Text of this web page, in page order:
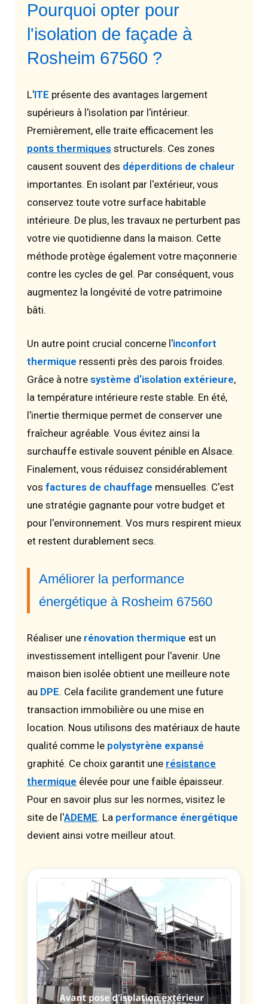
Pourquoi opter pour
l'isolation de façade à
Rosheim 67560 ?
L'ITE présente des avantages largement
supérieurs à l'isolation par l'intérieur.
Premièrement, elle traite efficacement les
ponts thermiques structurels. Ces zones
causent souvent des déperditions de chaleur
importantes. En isolant par l'extérieur, vous
conservez toute votre surface habitable
intérieure. De plus, les travaux ne perturbent pas
votre vie quotidienne dans la maison. Cette
méthode protège également votre maçonnerie
contre les cycles de gel. Par conséquent, vous
augmentez la longévité de votre patrimoine
bâti.
Un autre point crucial concerne l'inconfort
thermique ressenti près des parois froides.
Grâce à notre système d'isolation extérieure,
la température intérieure reste stable. En été,
l'inertie thermique permet de conserver une
fraîcheur agréable. Vous évitez ainsi la
surchauffe estivale souvent pénible en Alsace.
Finalement, vous réduisez considérablement
vos factures de chauffage mensuelles. C'est
une stratégie gagnante pour votre budget et
pour l'environnement. Vos murs respirent mieux
et restent durablement secs.
Améliorer la performance
énergétique à Rosheim 67560
Réaliser une rénovation thermique est un
investissement intelligent pour l'avenir. Une
maison bien isolée obtient une meilleure note
au DPE. Cela facilite grandement une future
transaction immobilière ou une mise en
location. Nous utilisons des matériaux de haute
qualité comme le polystyrène expansé
graphité. Ce choix garantit une résistance
thermique élevée pour une faible épaisseur.
Pour en savoir plus sur les normes, visitez le
site de l'ADEME. La performance énergétique
devient ainsi votre meilleur atout.